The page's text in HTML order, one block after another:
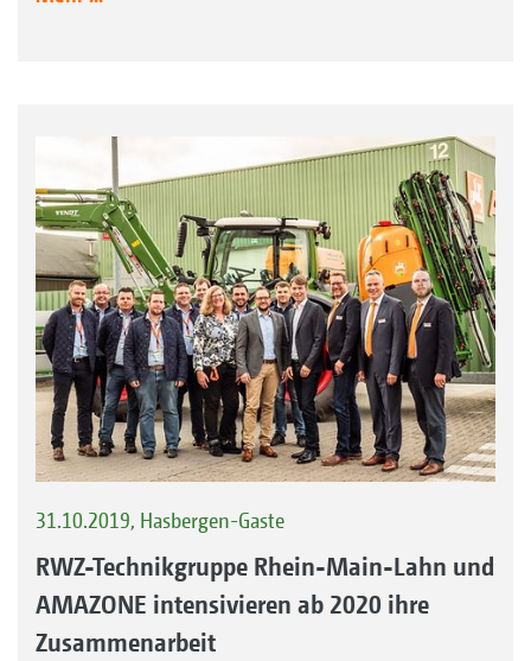
31.10.2019, Hasbergen-Gaste
RWZ-Technikgruppe Rhein-Main-Lahn und
AMAZONE intensivieren ab 2020 ihre
Zusammenarbeit